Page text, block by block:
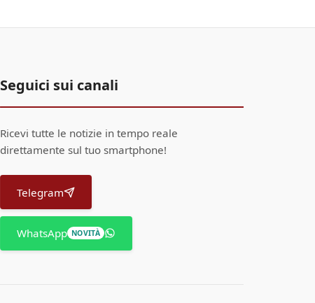
Seguici sui canali
Ricevi tutte le notizie in tempo reale
direttamente sul tuo smartphone!
Telegram
WhatsApp NOVITÀ